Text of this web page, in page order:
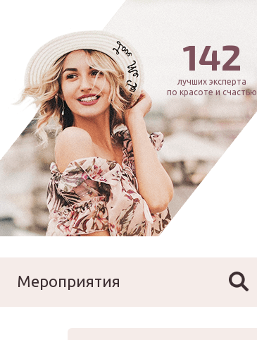
142
лучших эксперта
по красоте и счастью
Мероприятия